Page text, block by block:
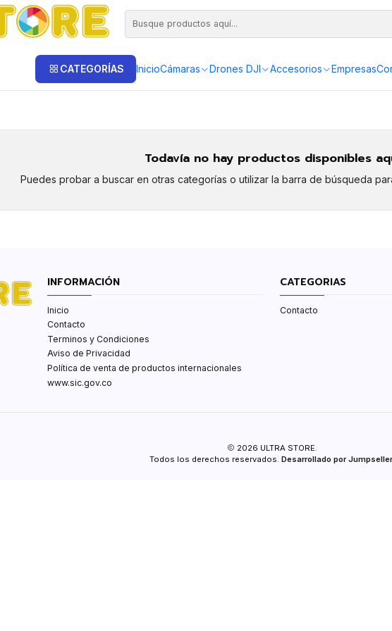
CATEGORÍAS InicioCámaras Drones DJI Accesorios Empresas
Todavía no hay productos disponibles
Puedes probar a buscar en otras categorías o utilizar la barra de búsqueda
INFORMACIÓN
Inicio
Contacto
Terminos y Condiciones
Aviso de Privacidad
Política de venta de productos internacionales
www.sic.gov.co
CATEGORIAS
Contacto
2026 ULTRA STORE.
Todos los derechos reservados. Desarrollado por Jumpseller